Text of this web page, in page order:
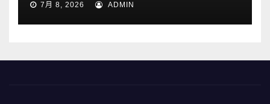
7月 8, 2026 ADMIN